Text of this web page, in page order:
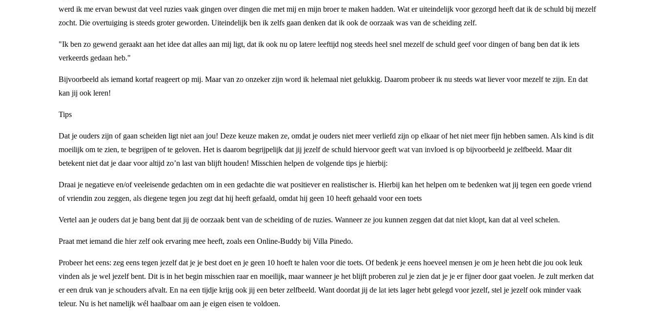
werd ik me ervan bewust dat veel ruzies vaak gingen over dingen die met mij en mijn broer te maken hadden. Wat er uiteindelijk voor gezorgd heeft dat ik de schuld bij mezelf
zocht. Die overtuiging is steeds groter geworden. Uiteindelijk ben ik zelfs gaan denken dat ik ook de oorzaak was van de scheiding zelf.
"Ik ben zo gewend geraakt aan het idee dat alles aan mij ligt, dat ik ook nu op latere leeftijd nog steeds heel snel mezelf de schuld geef voor dingen of bang ben dat ik iets
verkeerds gedaan heb."
Bijvoorbeeld als iemand kortaf reageert op mij. Maar van zo onzeker zijn word ik helemaal niet gelukkig. Daarom probeer ik nu steeds wat liever voor mezelf te zijn. En dat
kan jij ook leren!
Tips
Dat je ouders zijn of gaan scheiden ligt niet aan jou! Deze keuze maken ze, omdat je ouders niet meer verliefd zijn op elkaar of het niet meer fijn hebben samen. Als kind is dit
moeilijk om te zien, te begrijpen of te geloven. Het is daarom begrijpelijk dat jij jezelf de schuld hiervoor geeft wat van invloed is op bijvoorbeeld je zelfbeeld. Maar dit
betekent niet dat je daar voor altijd zo’n last van blijft houden! Misschien helpen de volgende tips je hierbij:
Draai je negatieve en/of veeleisende gedachten om in een gedachte die wat positiever en realistischer is. Hierbij kan het helpen om te bedenken wat jij tegen een goede vriend
of vriendin zou zeggen, als diegene tegen jou zegt dat hij heeft gefaald, omdat hij geen 10 heeft gehaald voor een toets
Vertel aan je ouders dat je bang bent dat jij de oorzaak bent van de scheiding of de ruzies. Wanneer ze jou kunnen zeggen dat dat niet klopt, kan dat al veel schelen.
Praat met iemand die hier zelf ook ervaring mee heeft, zoals een Online-Buddy bij Villa Pinedo.
Probeer het eens: zeg eens tegen jezelf dat je je best doet en je geen 10 hoeft te halen voor die toets. Of bedenk je eens hoeveel mensen je om je heen hebt die jou ook leuk
vinden als je wel jezelf bent. Dit is in het begin misschien raar en moeilijk, maar wanneer je het blijft proberen zul je zien dat je je er fijner door gaat voelen. Je zult merken dat
er een druk van je schouders afvalt. En na een tijdje krijg ook jij een beter zelfbeeld. Want doordat jij de lat iets lager hebt gelegd voor jezelf, stel je jezelf ook minder vaak
teleur. Nu is het namelijk wél haalbaar om aan je eigen eisen te voldoen.